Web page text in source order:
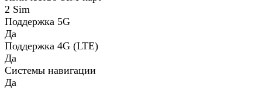
2 Sim
Поддержка 5G
Да
Поддержка 4G (LTE)
Да
Системы навигации
Да